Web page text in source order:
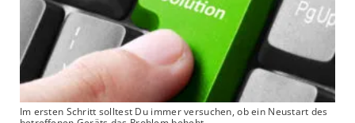
Im ersten Schritt solltest Du immer versuchen, ob ein Neustart des